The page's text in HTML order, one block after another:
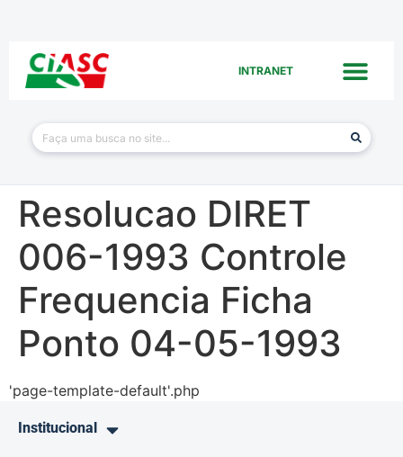
INTRANET
Resolucao DIRET
006-1993 Controle
Frequencia Ficha
Ponto 04-05-1993
'page-template-default'.php
Institucional